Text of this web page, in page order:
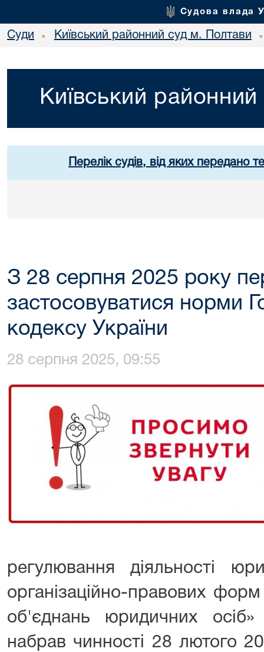
Судова влада
Суди • Київський районний суд м. Полтави •
Київський
Перелік судів, від яких передано
З 28 серпня 2025 року
застосовуватися норми
кодексу України
28 серпня 2025, 09:55
регулювання діяльності
організаційно-правових
об'єднань юридичних
набрав чинності 28 лютого